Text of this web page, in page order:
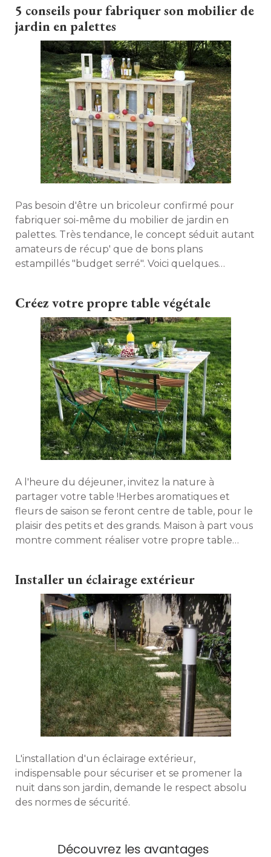
5 conseils pour fabriquer son mobilier de
jardin en palettes
Pas besoin d'être un bricoleur confirmé pour
fabriquer soi-même du mobilier de jardin en
palettes. Très tendance, le concept séduit autant
amateurs de récup' que de bons plans
estampillés "budget serré". Voici quelques
Créez votre propre table végétale
A l'heure du déjeuner, invitez la nature à
partager votre table !Herbes aromatiques et
fleurs de saison se feront centre de table, pour le
plaisir des petits et des grands. Maison à part vous
montre comment réaliser votre propre table
Installer un éclairage extérieur
L'installation d'un éclairage extérieur,
indispensable pour sécuriser et se promener la
nuit dans son jardin, demande le respect absolu
des normes de sécurité.